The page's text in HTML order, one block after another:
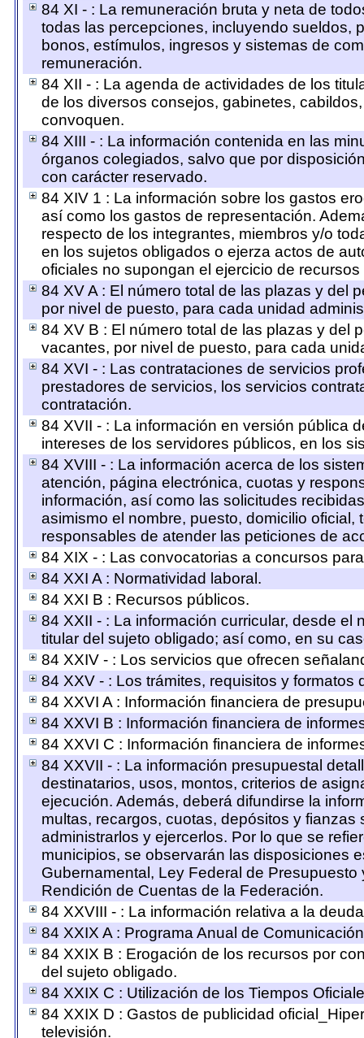
84 XI - : La remuneración bruta y neta de
todas las percepciones, incluyendo sueldos,
bonos, estímulos, ingresos y sistemas de
remuneración.
84 XII - : La agenda de actividades de los
de los diversos consejos, gabinetes,
convoquen.
84 XIII - : La información contenida en las
órganos colegiados, salvo que por
con carácter reservado.
84 XIV 1 : La información sobre los gastos
así como los gastos de representación.
respecto de los integrantes, miembros y/o
en los sujetos obligados o ejerza actos de
oficiales no supongan el ejercicio de
84 XV A : El número total de las plazas y del
por nivel de puesto, para cada unidad
84 XV B : El número total de las plazas y del
vacantes, por nivel de puesto, para cada
84 XVI - : Las contrataciones de servicios
prestadores de servicios, los servicios
contratación.
84 XVII - : La información en versión pública
intereses de los servidores públicos, en los
84 XVIII - : La información acerca de los
atención, página electrónica, cuotas y
información, así como las solicitudes
asimismo el nombre, puesto, domicilio
responsables de atender las peticiones de
84 XIX - : Las convocatorias a concursos
84 XXI A : Normatividad laboral.
84 XXI B : Recursos públicos.
84 XXII - : La información curricular, desde
titular del sujeto obligado; así como, en su
84 XXIV - : Los servicios que ofrecen
84 XXV - : Los trámites, requisitos y formatos
84 XXVI A : Información financiera de
84 XXVI B : Información financiera de
84 XXVI C : Información financiera de
84 XXVII - : La información presupuestal
destinatarios, usos, montos, criterios de
ejecución. Además, deberá difundirse la
multas, recargos, cuotas, depósitos y
administrarlos y ejercerlos. Por lo que se
municipios, se observarán las disposiciones
Gubernamental, Ley Federal de
Rendición de Cuentas de la Federación.
84 XXVIII - : La información relativa a la
84 XXIX A : Programa Anual de
84 XXIX B : Erogación de los recursos por
del sujeto obligado.
84 XXIX C : Utilización de los Tiempos
84 XXIX D : Gastos de publicidad
televisión.